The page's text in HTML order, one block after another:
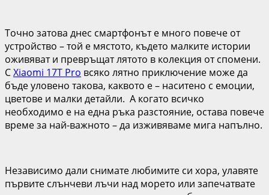
Точно затова днес смартфонът е много повече от
устройство – той е мястото, където малките истории
оживяват и превръщат лятото в колекция от спомени.
СXiaomi 17T Pro всяко лятно приключение може да
бъде уловено такова, каквото е – наситено с емоции,
цветове и малки детайли. А когато всичко
необходимо е на една ръка разстояние, остава повече
време за най-важното – да изживяваме мига напълно.
Независимо дали снимате любимите си хора, улавяте
първите слънчеви лъчи над морето или запечатвате